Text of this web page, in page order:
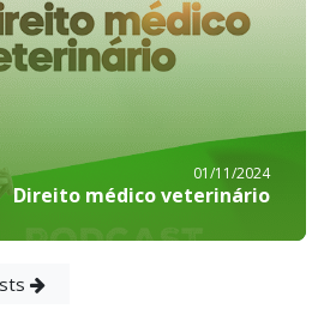
01/11/2024
Direito médico veterinário